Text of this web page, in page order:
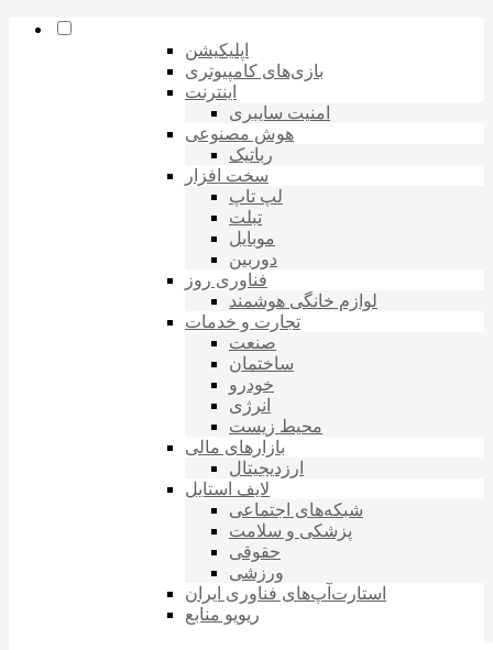
اپلیکیشن
بازی‌های کامپیوتری
اینترنت
امنیت سایبری
هوش مصنوعی
رباتیک
سخت افزار
لپ تاپ
تبلت
موبایل
دوربین
فناوری روز
لوازم خانگی هوشمند
تجارت و خدمات
صنعت
ساختمان
خودرو
انرژی
محیط زیست
بازارهای مالی
ارزدیجیتال
لایف استایل
شبکه‌های اجتماعی
پزشکی و سلامت
حقوقی
ورزشی
استارت‌آپ‌های فناوری ایران
ریویو منابع